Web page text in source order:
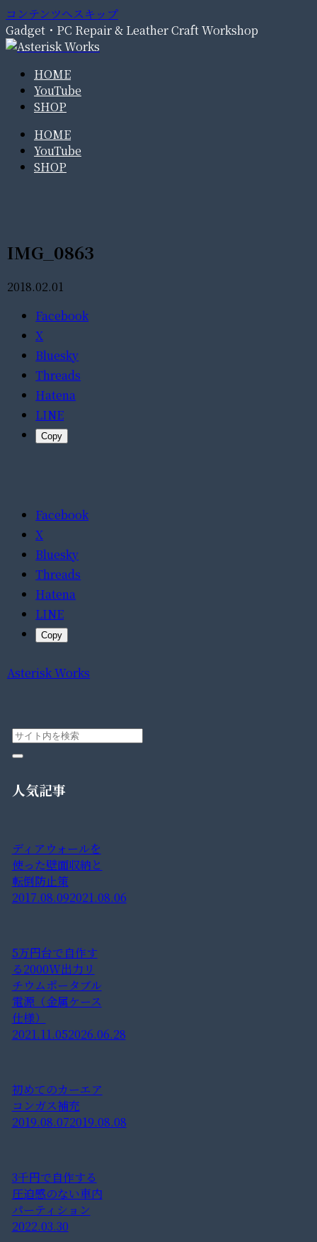
コンテンツへスキップ
Gadget・PC Repair & Leather Craft Workshop
HOME
YouTube
SHOP
HOME
YouTube
SHOP
IMG_0863
2018.02.01
Facebook
X
Bluesky
Threads
Hatena
LINE
Copy
Facebook
X
Bluesky
Threads
Hatena
LINE
Copy
Asterisk Works
人気記事
ディアウォールを
使った壁面収納と
転倒防止策
2017.08.092021.08.06
5万円台で自作す
る2000W出力リ
チウムポータブル
電源（金属ケース
仕様）
2021.11.052026.06.28
初めてのカーエア
コンガス補充
2019.08.072019.08.08
3千円で自作する
圧迫感のない車内
パーティション
2022.03.30